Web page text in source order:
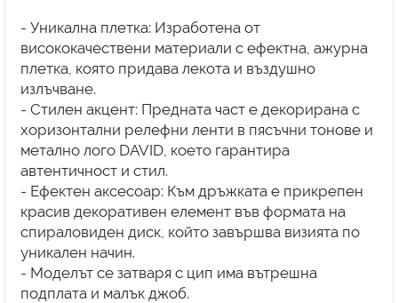
- Уникална плетка: Изработена от
висококачествени материали с ефектна, ажурна
плетка, която придава лекота и въздушно
излъчване.
- Стилен акцент: Предната част е декорирана с
хоризонтални релефни ленти в пясъчни тонове и
метално лого DAVID, което гарантира
автентичност и стил.
- Ефектен аксесоар: Към дръжката е прикрепен
красив декоративен елемент във формата на
спираловиден диск, който завършва визията по
уникален начин.
- Моделът се затваря с цип има вътрешна
подплата и малък джоб.